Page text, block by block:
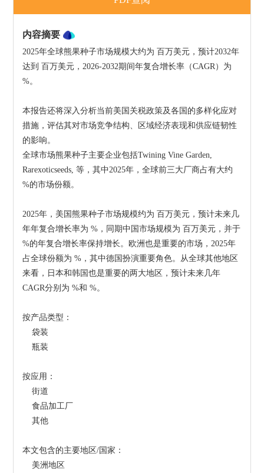
内容摘要
2025年全球熊果种子市场规模大约为 百万美元，预计2032年
达到 百万美元，2026-2032期间年复合增长率（CAGR）为
%。
本报告还将深入分析当前美国关税政策及各国的多样化应对
措施，评估其对市场竞争结构、区域经济表现和供应链韧性
的影响。
全球市场熊果种子主要企业包括Twining Vine Garden,
Rarexoticseeds, 等，其中2025年，全球前三大厂商占有大约
%的市场份额。
2025年，美国熊果种子市场规模约为 百万美元，预计未来几
年年复合增长率为 %，同期中国市场规模为 百万美元，并于
%的年复合增长率保持增长。欧洲也是重要的市场，2025年
占全球份额为 %，其中德国扮演重要角色。从全球其他地区
来看，日本和韩国也是重要的两大地区，预计未来几年
CAGR分别为 %和 %。
按产品类型：
    袋装
    瓶装
按应用：
    街道
    食品加工厂
    其他
本文包含的主要地区/国家：
    美洲地区